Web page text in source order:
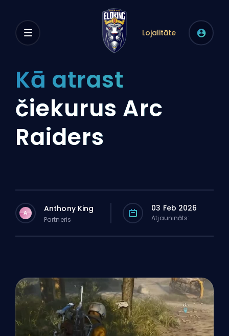
Lojalitāte
Kā atrast
čiekurus Arc
Raiders
A Anthony King
Partneris
03 Feb 2026
Atjaunināts: